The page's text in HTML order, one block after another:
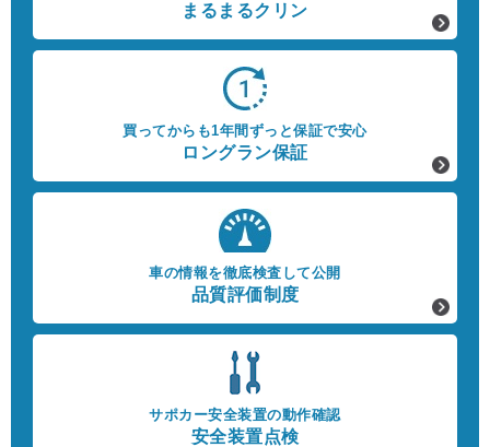
まるまるクリン
買ってからも1年間ずっと保証で安心
ロングラン保証
車の情報を徹底検査して公開
品質評価制度
サポカー安全装置の動作確認
安全装置点検